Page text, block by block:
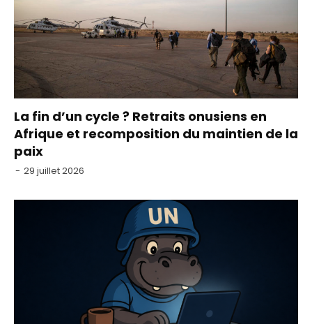
La fin d’un cycle ? Retraits onusiens en
Afrique et recomposition du maintien de la
paix
- 29 juillet 2026